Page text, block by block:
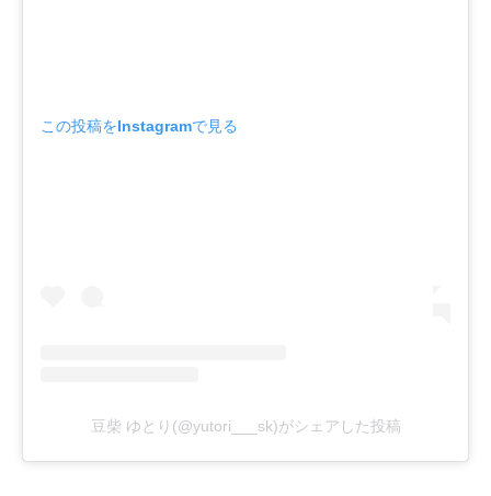
この投稿をInstagramで見る
豆柴 ゆとり(@yutori___sk)がシェアした投稿